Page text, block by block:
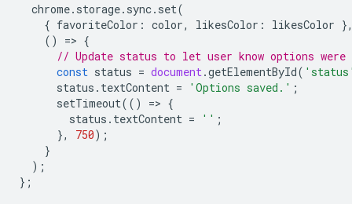
chrome. storage. sync. set(
{ favoriteColor : color, likesColor : likesColor
()
=> {
// Update status to let user know options were
const status = document.getElementById(
status . textContent = 'Options saved.' ;
setTimeout(() => {
status . textContent = '' ;
},
750);
}
);
};